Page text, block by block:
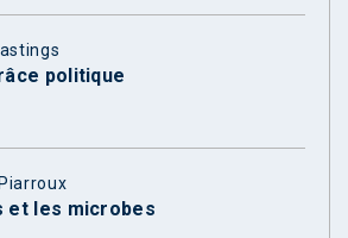
politique
et les microbes